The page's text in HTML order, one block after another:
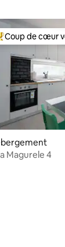
5
de cœur
Coup de cœur
Magurele 4